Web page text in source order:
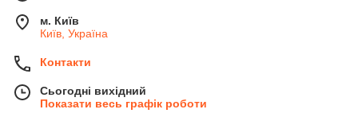
м. Київ
Київ, Україна
Контакти
Сьогодні вихідний
Показати весь графік роботи